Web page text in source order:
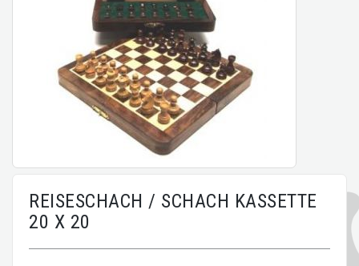
REISESCHACH / SCHACH KASSETTE
20 X 20